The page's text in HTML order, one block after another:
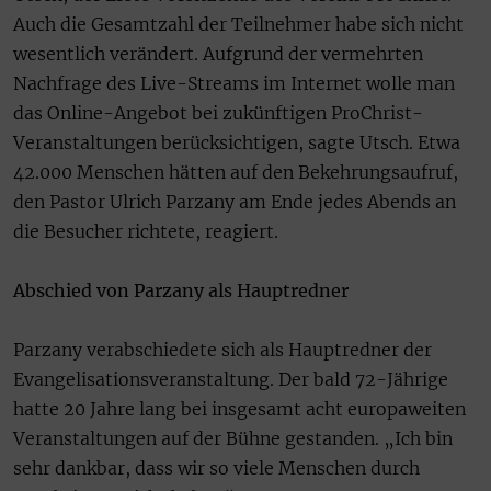
Auch die Gesamtzahl der Teilnehmer habe sich nicht
wesentlich verändert. Aufgrund der vermehrten
Nachfrage des Live-Streams im Internet wolle man
das Online-Angebot bei zukünftigen ProChrist-
Veranstaltungen berücksichtigen, sagte Utsch. Etwa
42.000 Menschen hätten auf den Bekehrungsaufruf,
den Pastor Ulrich Parzany am Ende jedes Abends an
die Besucher richtete, reagiert.
Abschied von Parzany als Hauptredner
Parzany verabschiedete sich als Hauptredner der
Evangelisationsveranstaltung. Der bald 72-Jährige
hatte 20 Jahre lang bei insgesamt acht europaweiten
Veranstaltungen auf der Bühne gestanden. „Ich bin
sehr dankbar, dass wir so viele Menschen durch